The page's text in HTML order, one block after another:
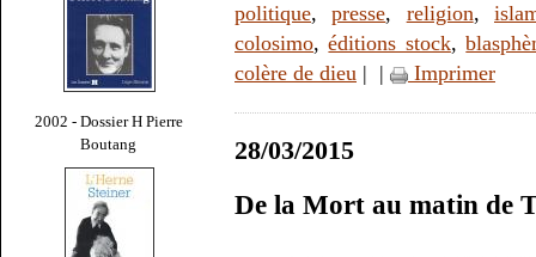
2002 - Dossier H Pierre
Boutang
politique,presse, religion,
colosimo,éditions stock,
colère de dieu | | Imprimer
28/03/2015
De la Mort au matin de